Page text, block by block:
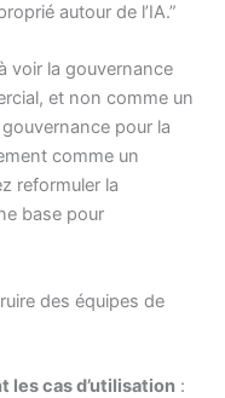
autour de l’IA.”
voir la gouvernance
et non comme un
pour la
comme un
reformuler la
base pour
des équipes de
les cas d’utilisation :